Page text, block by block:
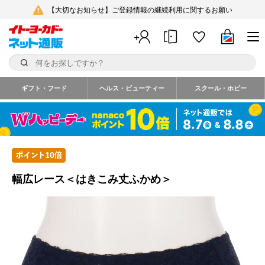
【大切なお知らせ】ご登録情報の継続利用に関するお願い
ギフト・フード ヘルス・ビューティー スクール・ホビー
幅広レース＜はきこみ丈ふかめ＞